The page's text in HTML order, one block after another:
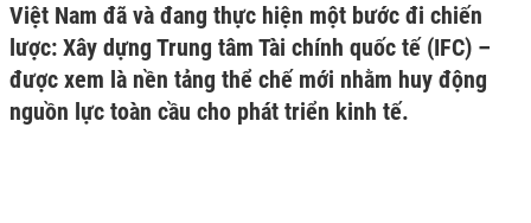
Việt Nam đã và đang thực hiện một bước đi chiến
lược: Xây dựng Trung tâm Tài chính quốc tế (IFC) –
được xem là nền tảng thể chế mới nhằm huy động
nguồn lực toàn cầu cho phát triển kinh tế.